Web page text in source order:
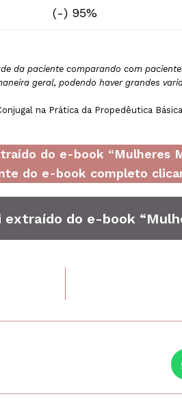
(-) 95%
da paciente comparando com
geral, podendo haver grandes
na Prática da Propedêutica
do e-book “Mulheres
do e-book completo
do e-book